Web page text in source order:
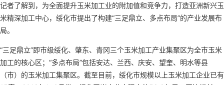
记者了解到，为全面提升玉米加工业的附加值和竞争力，打造亚洲新兴玉
米精深加工中心，绥化市提出了构建“三足鼎立、多点布局”的产业发展布
局。
“三足鼎立”即市级绥化、肇东、青冈三个玉米加工产业集聚区为全市玉米
加工的核心区；“多点布局”包括安达、兰西、庆安、望奎、明水等县
（市）的玉米加工集聚区。截至目前，绥化市规模以上玉米加工企业已有